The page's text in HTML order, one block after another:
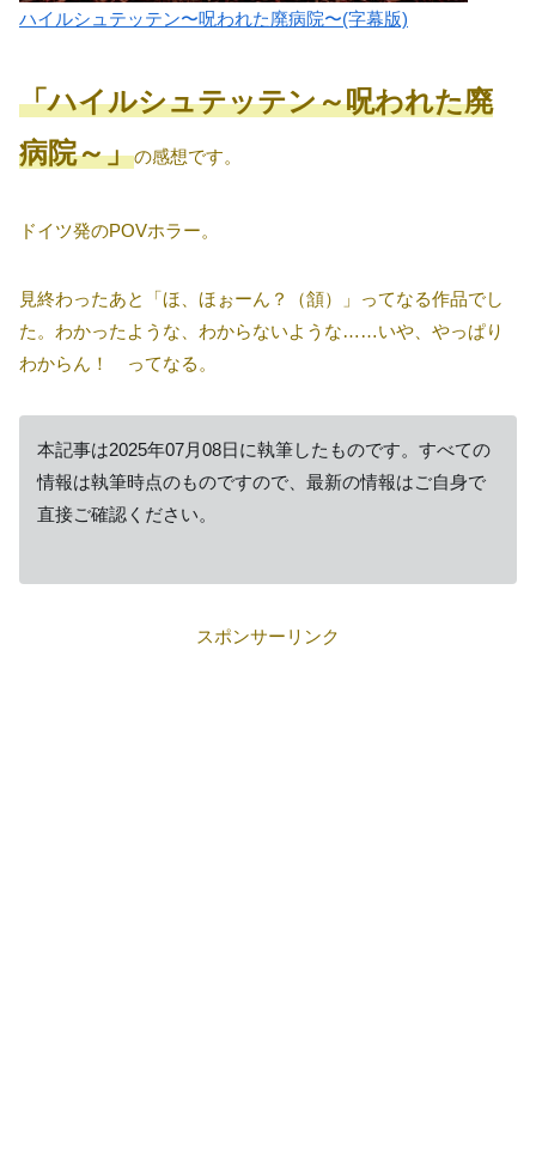
ハイルシュテッテン〜呪われた廃病院〜(字幕版)
「ハイルシュテッテン～呪われた廃
病院～」の感想です。
ドイツ発のPOVホラー。
見終わったあと「ほ、ほぉーん？（頷）」ってなる作品でし
た。わかったような、わからないような……いや、やっぱり
わからん！ ってなる。
本記事は2025年07月08日に執筆したものです。すべての
情報は執筆時点のものですので、最新の情報はご自身で
直接ご確認ください。
スポンサーリンク